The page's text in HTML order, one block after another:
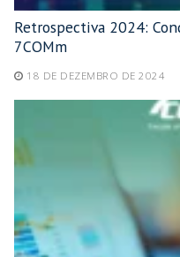
Retrospectiva 2024:
7COMm
18 DE DEZEMBRO DE 2024